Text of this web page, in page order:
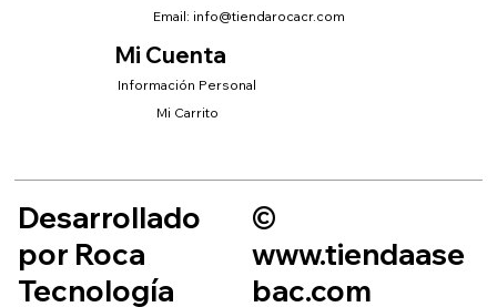
Mi Cuenta
Información Personal
Mi Carrito
Email: info@tiendarocacr.com
Desarrollado
por Roca
Tecnología
©
www.tiendaase
bac.com